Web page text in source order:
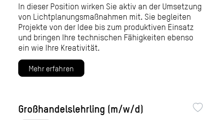
In dieser Position wirken Sie aktiv an der Umsetzung
von Lichtplanungsmaßnahmen mit. Sie begleiten
Projekte von der Idee bis zum produktiven Einsatz
und bringen Ihre technischen Fähigkeiten ebenso
ein wie Ihre Kreativität.
Mehr erfahren
Großhandelslehrling (m/w/d)